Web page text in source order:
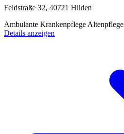
Feldstraße 32, 40721 Hilden
Ambulante Krankenpflege Altenpflege
Details anzeigen